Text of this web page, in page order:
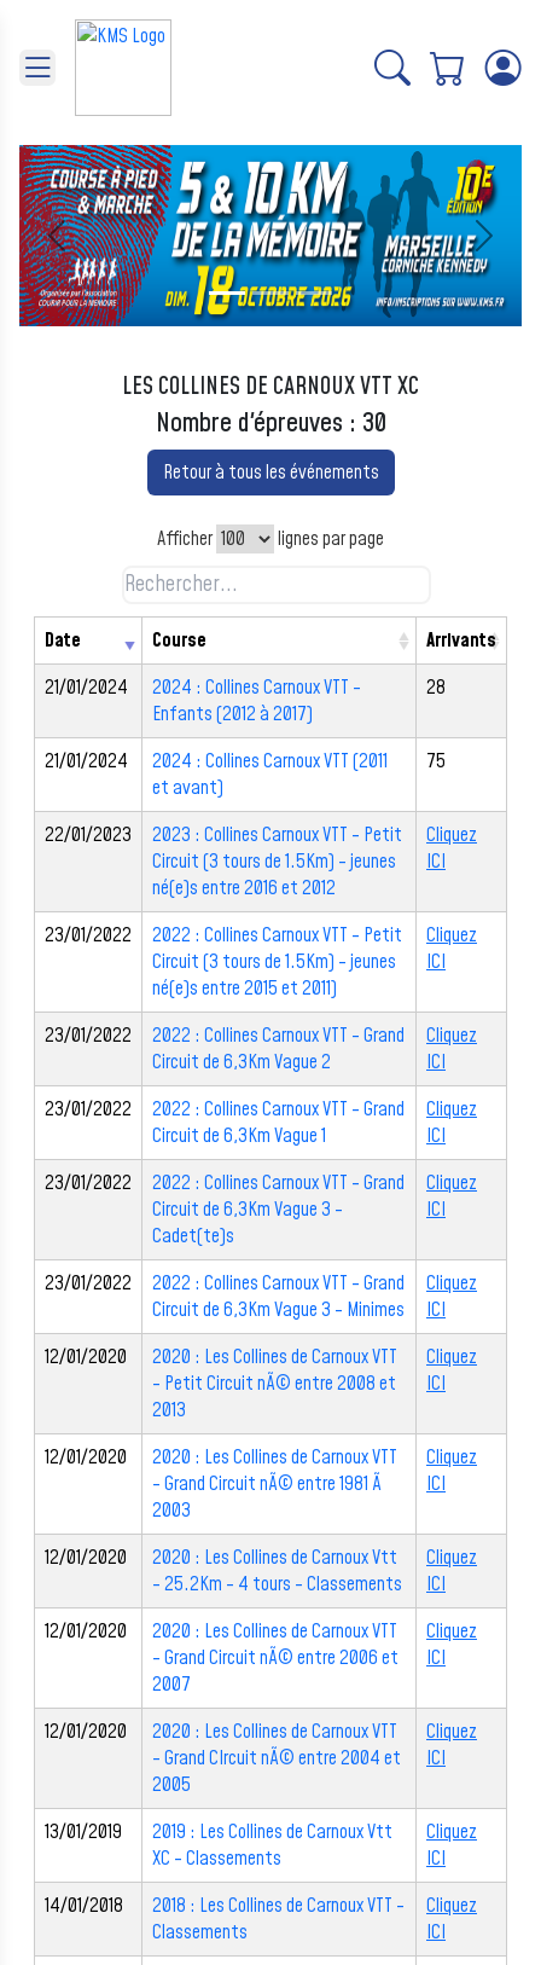
Précédent Suivant
LES COLLINES DE CARNOUX VTT XC
Nombre d'épreuves : 30
Retour à tous les événements
Afficher lignes par page
Date Course
Arrivants
21/01/2024
2024 : Collines Carnoux VTT -
Enfants (2012 à 2017)
28
21/01/2024
2024 : Collines Carnoux VTT (2011
et avant)
75
22/01/2023
2023 : Collines Carnoux VTT - Petit
Circuit (3 tours de 1.5Km) - jeunes
né(e)s entre 2016 et 2012
Cliquez
ICI
23/01/2022
2022 : Collines Carnoux VTT - Petit
Circuit (3 tours de 1.5Km) - jeunes
né(e)s entre 2015 et 2011)
Cliquez
ICI
23/01/2022
2022 : Collines Carnoux VTT - Grand
Circuit de 6,3Km Vague 2
Cliquez
ICI
23/01/2022
2022 : Collines Carnoux VTT - Grand
Circuit de 6,3Km Vague 1
Cliquez
ICI
23/01/2022
2022 : Collines Carnoux VTT - Grand
Circuit de 6,3Km Vague 3 -
Cadet(te)s
Cliquez
ICI
23/01/2022
2022 : Collines Carnoux VTT - Grand
Circuit de 6,3Km Vague 3 - Minimes
Cliquez
ICI
12/01/2020
2020 : Les Collines de Carnoux VTT
- Petit Circuit nÃ© entre 2008 et
2013
Cliquez
ICI
12/01/2020
2020 : Les Collines de Carnoux VTT
- Grand Circuit nÃ© entre 1981 Ã
2003
Cliquez
ICI
12/01/2020
2020 : Les Collines de Carnoux Vtt
- 25.2Km - 4 tours - Classements
Cliquez
ICI
12/01/2020
2020 : Les Collines de Carnoux VTT
- Grand Circuit nÃ© entre 2006 et
2007
Cliquez
ICI
12/01/2020
2020 : Les Collines de Carnoux VTT
- Grand CIrcuit nÃ© entre 2004 et
2005
Cliquez
ICI
13/01/2019
2019 : Les Collines de Carnoux Vtt
XC - Classements
Cliquez
ICI
14/01/2018
2018 : Les Collines de Carnoux VTT -
Classements
Cliquez
ICI
Panneau de gestion des cookies